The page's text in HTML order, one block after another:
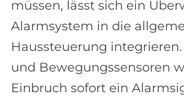
müssen, lässt sich ein
Alarmsystem in die
Haussteuerung
und Bewegungssensoren
Einbruch sofort ein